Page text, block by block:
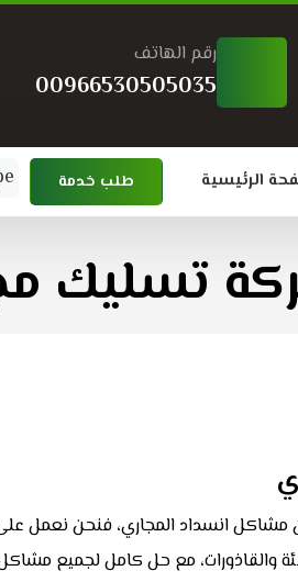
رقم الهاتف
00966530505035
الرئيسية طلب خدمة
تسليك
مشاكل انسداد المجاري، فنحن نعمل
والقاذورات، مع حل كامل لجميع